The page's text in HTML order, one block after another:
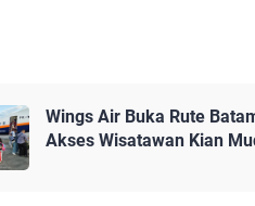
Wings Air Buka Rute
Akses Wisatawan Kian